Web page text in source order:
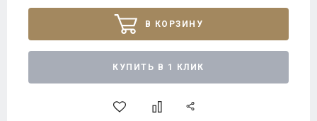
В КОРЗИНУ
КУПИТЬ В 1 КЛИК